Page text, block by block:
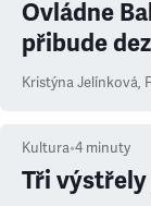
Ovládne
přibude
Kristýna Jelínková,
Kultura•4 minuty
Tři